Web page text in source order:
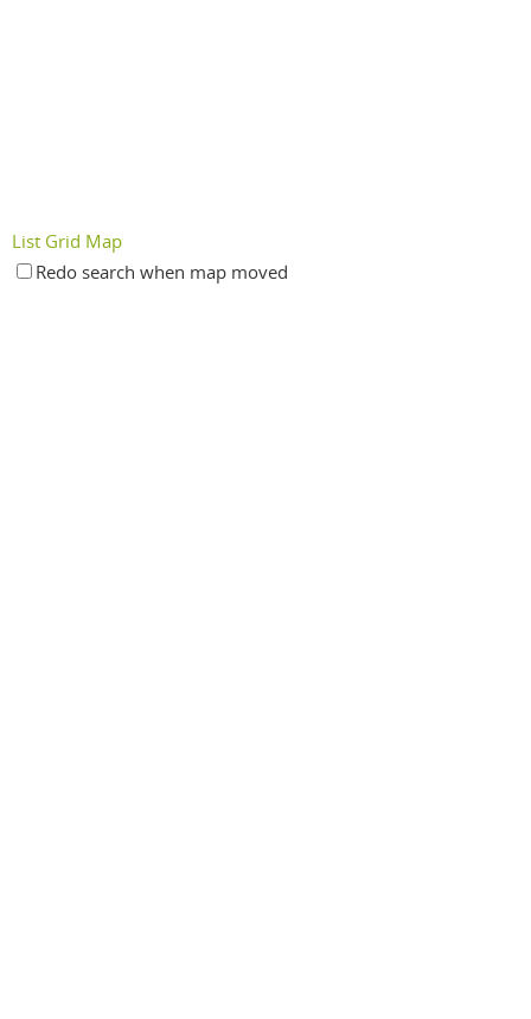
List Grid Map
Redo search when map moved